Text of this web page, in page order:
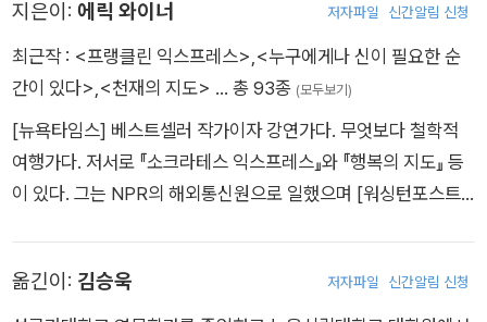
지은이: 에릭 와이너 저자파일 신간알림 신청
최근작 : <프랭클린 익스프레스>,<누구에게나 신이 필요한 순
간이 있다>,<천재의 지도> … 총 93종 (모두보기)
[뉴욕타임스] 베스트셀러 작가이자 강연가다. 무엇보다 철학적
여행가다. 저서로 『소크라테스 익스프레스』와 『행복의 지도』 등
이 있다. 그는 NPR의 해외통신원으로 일했으며 [워싱턴포스트]
옮긴이: 김승욱 저자파일 신간알림 신청